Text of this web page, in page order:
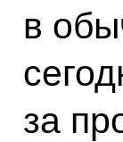
в
за